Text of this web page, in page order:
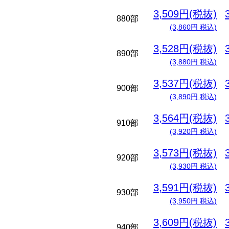
880部 3,509円(税抜)
(3,860円 税込)
890部 3,528円(税抜)
(3,880円 税込)
900部 3,537円(税抜)
(3,890円 税込)
910部 3,564円(税抜)
(3,920円 税込)
920部 3,573円(税抜)
(3,930円 税込)
930部 3,591円(税抜)
(3,950円 税込)
940部 3,609円(税抜)